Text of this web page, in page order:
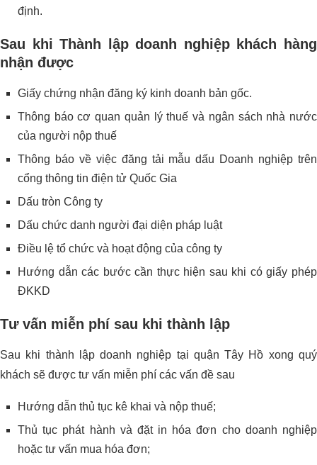
định.
Sau khi Thành lập doanh nghiệp khách hàng
nhận được
Giấy chứng nhận đăng ký kinh doanh bản gốc.
Thông báo cơ quan quản lý thuế và ngân sách nhà nước
của người nộp thuế
Thông báo về việc đăng tải mẫu dấu Doanh nghiệp trên
cổng thông tin điện tử Quốc Gia
Dấu tròn Công ty
Dấu chức danh người đại diện pháp luật
Điều lệ tổ chức và hoạt động của công ty
Hướng dẫn các bước cần thực hiện sau khi có giấy phép
ĐKKD
Tư vấn miễn phí sau khi thành lập
Sau khi thành lập doanh nghiệp tại quận Tây Hồ xong quý
khách sẽ được tư vấn miễn phí các vấn đề sau
Hướng dẫn thủ tục kê khai và nộp thuế;
Thủ tục phát hành và đặt in hóa đơn cho doanh nghiệp
hoặc tư vấn mua hóa đơn;